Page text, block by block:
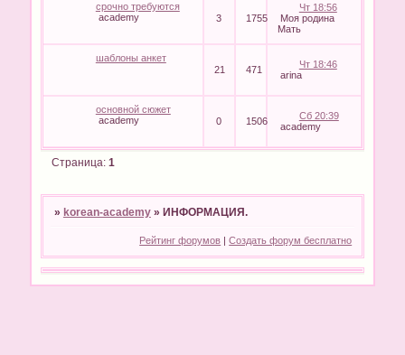
срочно требуются
academy
3 1755
Чт 18:56
Моя родина
Мать
шаблоны анкет
21
471
Чт 18:46
arina
основной сюжет
academy
0 1506
Сб 20:39
academy
Страница: 1
» korean-academy » ИНФОРМАЦИЯ.
Рейтинг форумов |Создать форум бесплатно